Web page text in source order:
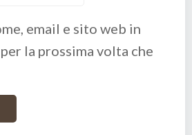
email e sito web in
la prossima volta che